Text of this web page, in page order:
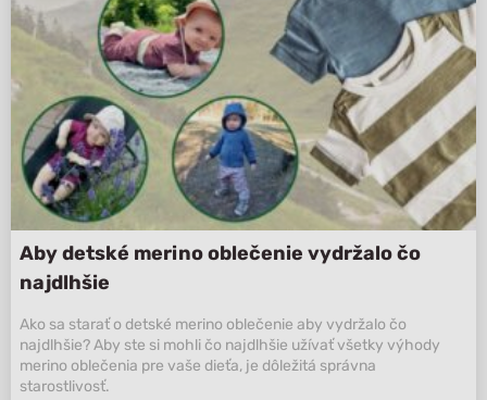
Aby detské merino oblečenie vydržalo čo
najdlhšie
Ako sa starať o detské merino oblečenie aby vydržalo čo
najdlhšie? Aby ste si mohli čo najdlhšie užívať všetky výhody
merino oblečenia pre vaše dieťa, je dôležitá správna
starostlivosť.